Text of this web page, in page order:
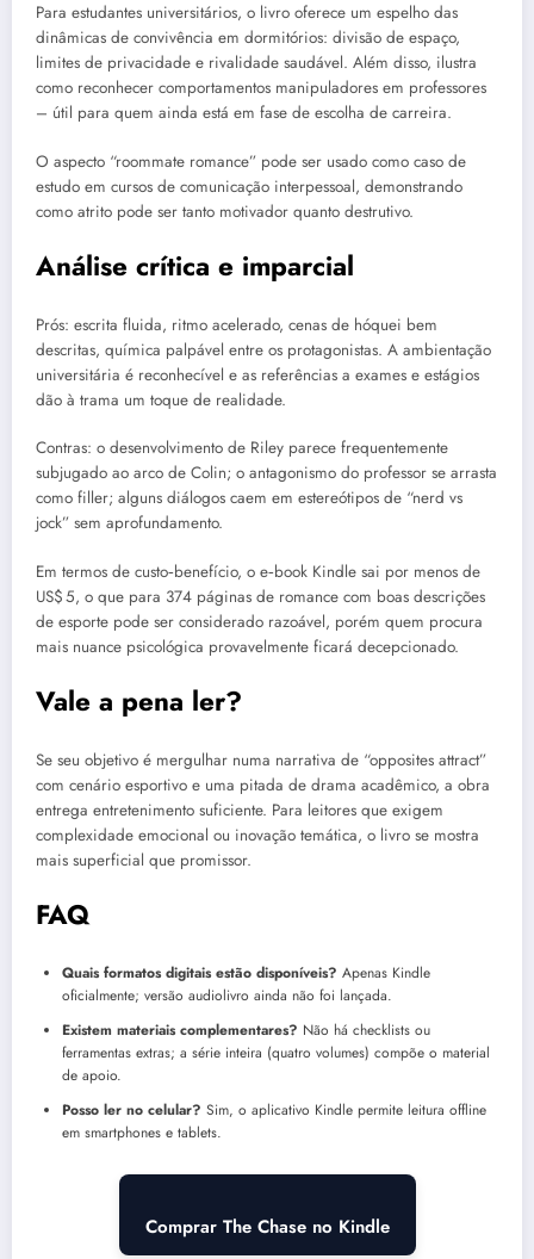
Para estudantes universitários, o livro oferece um espelho das
dinâmicas de convivência em dormitórios: divisão de espaço,
limites de privacidade e rivalidade saudável. Além disso, ilustra
como reconhecer comportamentos manipuladores em professores
– útil para quem ainda está em fase de escolha de carreira.
O aspecto “roommate romance” pode ser usado como caso de
estudo em cursos de comunicação interpessoal, demonstrando
como atrito pode ser tanto motivador quanto destrutivo.
Análise crítica e imparcial
Prós: escrita fluida, ritmo acelerado, cenas de hóquei bem
descritas, química palpável entre os protagonistas. A ambientação
universitária é reconhecível e as referências a exames e estágios
dão à trama um toque de realidade.
Contras: o desenvolvimento de Riley parece frequentemente
subjugado ao arco de Colin; o antagonismo do professor se arrasta
como filler; alguns diálogos caem em estereótipos de “nerd vs
jock” sem aprofundamento.
Em termos de custo‑benefício, o e‑book Kindle sai por menos de
US$ 5, o que para 374 páginas de romance com boas descrições
de esporte pode ser considerado razoável, porém quem procura
mais nuance psicológica provavelmente ficará decepcionado.
Vale a pena ler?
Se seu objetivo é mergulhar numa narrativa de “opposites attract”
com cenário esportivo e uma pitada de drama acadêmico, a obra
entrega entretenimento suficiente. Para leitores que exigem
complexidade emocional ou inovação temática, o livro se mostra
mais superficial que promissor.
FAQ
Quais formatos digitais estão disponíveis? Apenas Kindle
oficialmente; versão audiolivro ainda não foi lançada.
Existem materiais complementares? Não há checklists ou
ferramentas extras; a série inteira (quatro volumes) compõe o material
de apoio.
Posso ler no celular? Sim, o aplicativo Kindle permite leitura offline
em smartphones e tablets.
Comprar The Chase no Kindle